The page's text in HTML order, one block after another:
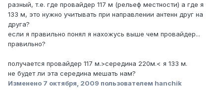
разный, т.е. где провайдер 117 м (рельеф местности) а где я
133 м, это нужно учитывать при направлении антенн друг на
друга?
если я правильно понял я нахожусь выше чем провайдер...
правильно?
получается провайдер 117 м.>середина 220м.< я 133 м.
не будет ли эта середина мешать нам?
Изменено 7 октября, 2009 пользователем hanchik